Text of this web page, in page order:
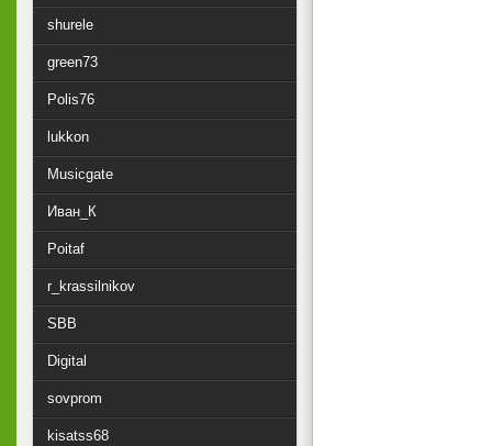
shurele
green73
Polis76
lukkon
Musicgate
Иван_К
Poitaf
r_krassilnikov
SBB
Digital
sovprom
kisatss68